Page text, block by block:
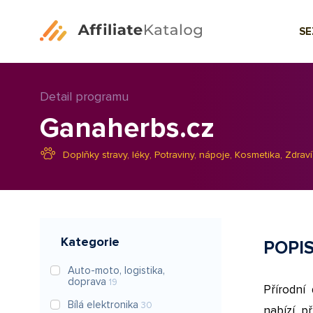
Detail programu
Ganaherbs.cz
Doplňky stravy, léky, Potraviny, nápoje, Kosmetika,
Kategorie
Auto-moto, logistika,
doprava 19
Bílá elektronika 30
Přírodní